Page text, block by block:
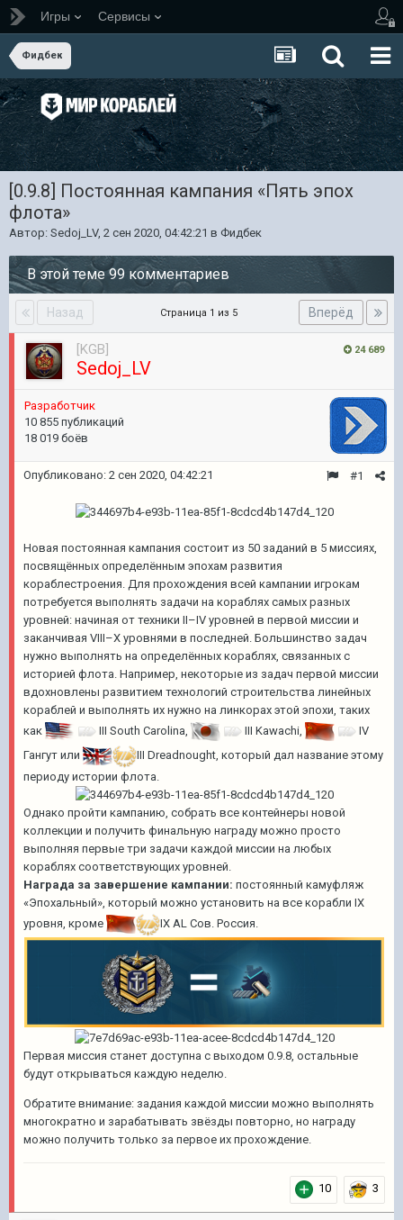
Игры Сервисы
Фидбек
[0.9.8] Постоянная кампания «Пять эпох
флота»
Автор: Sedoj_LV, 2 сен 2020, 04:42:21 в Фидбек
В этой теме 99 комментариев
Назад Вперёд
Страница 1 из 5
24 689
[KGB]
Sedoj_LV
Pазработчик
10 855 публикаций
18 019 боёв
#1
Опубликовано: 2 сен 2020, 04:42:21
Новая постоянная кампания состоит из 50 заданий в 5 миссиях,
посвящённых определённым эпохам развития
кораблестроения. Для прохождения всей кампании игрокам
потребуется выполнять задачи на кораблях самых разных
уровней: начиная от техники II–IV уровней в первой миссии и
заканчивая VIII–X уровнями в последней. Большинство задач
нужно выполнять на определённых кораблях, связанных с
историей флота. Например, некоторые из задач первой миссии
вдохновлены развитием технологий строительства линейных
кораблей и выполнять их нужно на линкорах этой эпохи, таких
как
III South Carolina III Kawachi
IV
Гангут или III Dreadnought , который дал название этому
периоду истории флота.
Однако пройти кампанию, собрать все контейнеры новой
коллекции и получить финальную награду можно просто
выполняя первые три задачи каждой миссии на любых
кораблях соответствующих уровней.
Награда за завершение кампании: постоянный камуфляж
«Эпохальный», который можно установить на все корабли IX
уровня, кроме
IX AL Сов. Россия.
Первая миссия станет доступна с выходом 0.9.8, остальные
будут открываться каждую неделю.
Обратите внимание: задания каждой миссии можно выполнять
многократно и зарабатывать звёзды повторно, но награду
можно получить только за первое их прохождение.
10 3